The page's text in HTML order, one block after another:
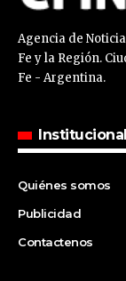
Agencia de
Fe y la Región.
Fe - Argentina.
Institucional
Quiénes somos
Publicidad
Contactenos